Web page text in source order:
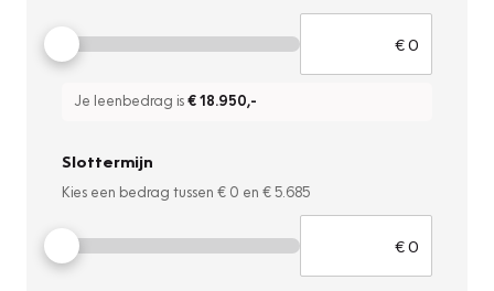
Je leenbedrag is€ 18.950,-
Slottermijn
Kies een bedrag tussen € 0 en € 5.685